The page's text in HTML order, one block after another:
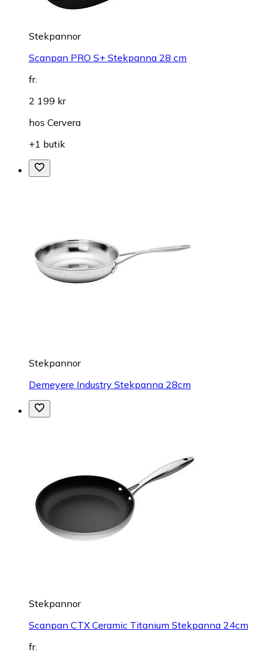
Stekpannor
Scanpan PRO S+ Stekpanna 28 cm
fr.
2 199 kr
hos Cervera
+1 butik
Stekpannor
Demeyere Industry Stekpanna 28cm
Stekpannor
Scanpan CTX Ceramic Titanium Stekpanna 24cm
fr.